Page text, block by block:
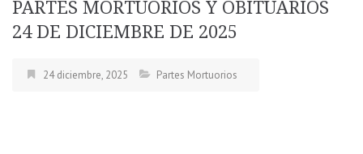
PARTES MORTUORIOS Y OBITUARIOS
24 DE DICIEMBRE DE 2025
24 diciembre, 2025 Partes Mortuorios